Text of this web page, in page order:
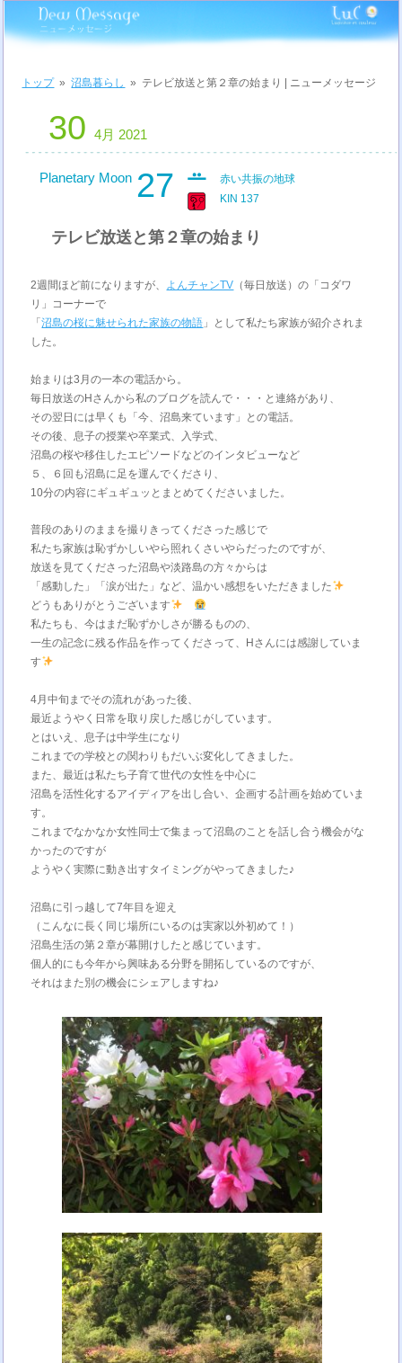
トップ»沼島暮らし » テレビ放送と第２章の始まり | ニューメッセージ
30 4月 2021
Planetary Moon 27
赤い共振の地球
KIN 137
テレビ放送と第２章の始まり
2週間ほど前になりますが、 よんチャンTV （毎日放送）の「コダワ
リ」コーナーで
「沼島の桜に魅せられた家族の物語 」として私たち家族が紹介されま
した。
始まりは3月の一本の電話から。
毎日放送のHさんから私のブログを読んで・・・と連絡があり、
その翌日には早くも「今、沼島来ています」との電話。
その後、息子の授業や卒業式、入学式、
沼島の桜や移住したエピソードなどのインタビューなど
５、６回も沼島に足を運んでくださり、
10分の内容にギュギュッとまとめてくださいました。
普段のありのままを撮りきってくださった感じで
私たち家族は恥ずかしいやら照れくさいやらだったのですが、
放送を見てくださった沼島や淡路島の方々からは
「感動した」「涙が出た」など、温かい感想をいただきました
どうもありがとうございます
私たちも、今はまだ恥ずかしさが勝るものの、
一生の記念に残る作品を作ってくださって、Hさんには感謝していま
す
4月中旬までその流れがあった後、
最近ようやく日常を取り戻した感じがしています。
とはいえ、息子は中学生になり
これまでの学校との関わりもだいぶ変化してきました。
また、最近は私たち子育て世代の女性を中心に
沼島を活性化するアイディアを出し合い、企画する計画を始めていま
す。
これまでなかなか女性同士で集まって沼島のことを話し合う機会がな
かったのですが
ようやく実際に動き出すタイミングがやってきました♪
沼島に引っ越して7年目を迎え
（こんなに長く同じ場所にいるのは実家以外初めて！）
沼島生活の第２章が幕開けしたと感じています。
個人的にも今年から興味ある分野を開拓しているのですが、
それはまた別の機会にシェアしますね♪